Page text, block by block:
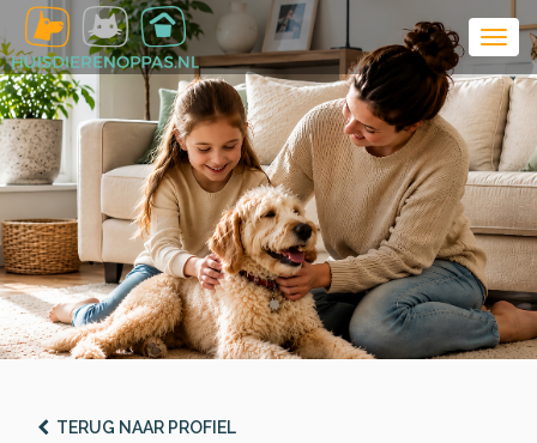
TERUG NAAR PROFIEL